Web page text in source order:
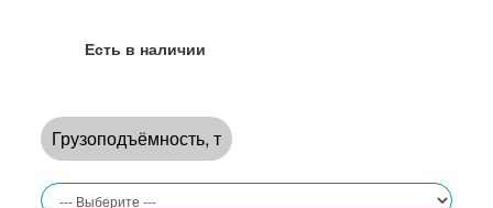
Есть в наличии
Грузоподъёмность, т